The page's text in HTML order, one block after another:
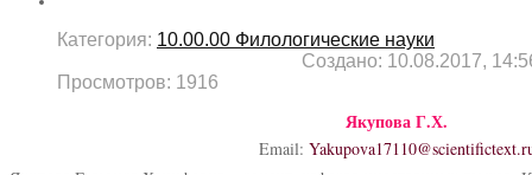
Категория: 10.00.00 Филологические науки
Создано: 10.08.2017,
Просмотров: 1916
Якупова Г.Х.
Email: